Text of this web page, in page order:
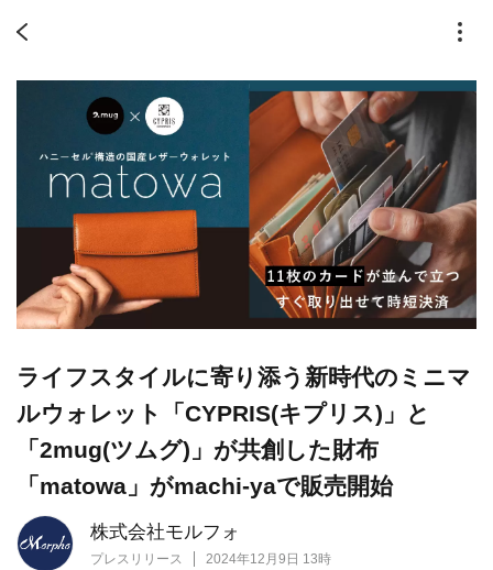
株式会社モルフォ
プレスリリース 2024年12月9日 13時
ライフスタイルに寄り添う新時代のミニマ
ルウォレット「CYPRIS(キプリス)」と
「2mug(ツムグ)」が共創した財布
「matowa」がmachi-yaで販売開始